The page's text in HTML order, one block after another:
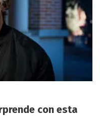
con esta